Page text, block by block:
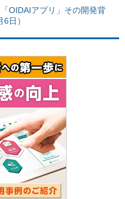
OIDAIアプリ」その開発背
日）